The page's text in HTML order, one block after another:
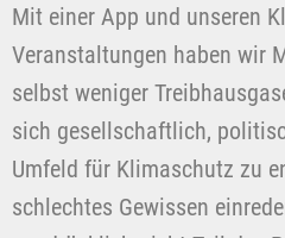
Mit einer App und unseren
Veranstaltungen haben wir
selbst weniger
sich gesellschaftlich,
Umfeld für Klimaschutz zu
schlechtes Gewissen